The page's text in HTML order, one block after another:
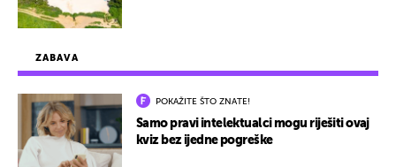
ZABAVA
POKAŽITE ŠTO ZNATE!
Samo pravi intelektualci mogu riješiti ovaj
kviz bez ijedne pogreške